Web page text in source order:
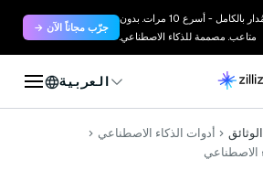
🚀 زيليز كلاود: ميلفوس مُدار بالكامل - أسرع 10 مرات. بدون
متاعب. مصممة للذكاء الاصطناعي.
جرّب مجاناً الآن →
العربية
الوثائق
أدوات الذكاء الاصطناعي